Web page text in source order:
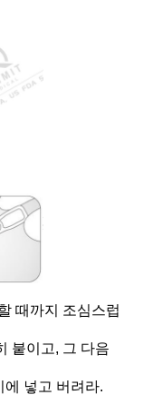
때까지 조심스럽
붙이고, 그 다음
에 넣고 버려라.